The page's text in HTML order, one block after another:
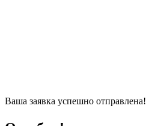
Ваша заявка успешно отправлена!